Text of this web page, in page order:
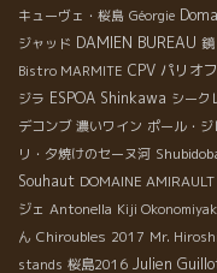
キューヴェ・桜島 Géorgie
ジャッド DAMIEN BUREAU
Bistro MARMITE CPV パリオ
ジラ ESPOA Shinkawa シーク
デコンブ 濃いワイン ポール・ジ
リ・夕焼けのセーヌ河
Souhaut DOMAINE AMIRAULT
ジェ Antonella Kiji
ん Chiroubles 2017 Mr.
stands 桜島2016 Julien